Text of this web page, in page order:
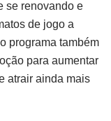
se renovando e
de jogo a
programa também
para aumentar
atrair ainda mais